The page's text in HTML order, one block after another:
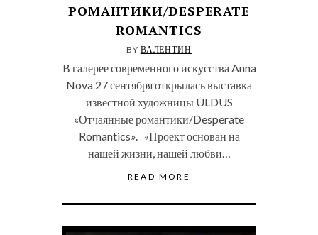
РОМАНТИКИ/DESPERATE
ROMANTICS
BY ВАЛЕНТИН
В галерее современного искусства Anna
Nova 27 сентября открылась выставка
известной художницы ULDUS
«Отчаянные романтики/Desperate
Romantics». «Проект основан на
нашей жизни, нашей любви…
READ MORE